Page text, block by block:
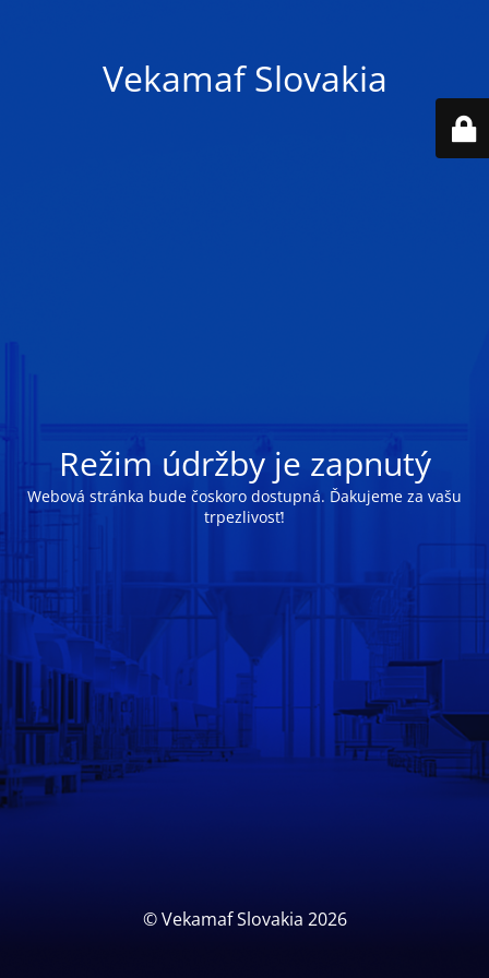
Vekamaf Slovakia
Režim údržby je zapnutý
Webová stránka bude čoskoro dostupná. Ďakujeme za vašu
trpezlivosť!
© Vekamaf Slovakia 2026